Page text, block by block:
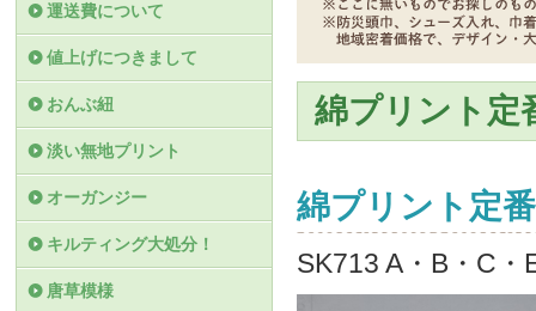
綿プリント定
綿プリント定
SK713 A・B・C
運送費について
値上げにつきまして
おんぶ紐
淡い無地プリント
オーガンジー
キルティング大処分！
唐草模様